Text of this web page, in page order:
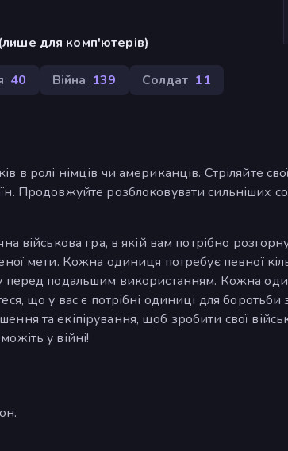
для комп'ютерів)
40 Війна 139 Солдат 11
в ролі німців чи американців. Стріляйте
Продовжуйте розблоковувати сильніших
військова гра, в якій вам потрібно
мети. Кожна одиниця потребує певної
перед подальшим використанням. Кожна
що у вас є потрібні одиниці для боротьби
та екіпірування, щоб зробити свої
у війні!